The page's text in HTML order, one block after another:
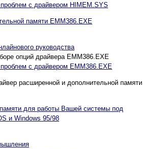
с драйвером HIMEM.SYS
памяти EMM386.EXE
руководства
опций драйвера EMM386.EXE
с драйвером EMM386.EXE
расширенной и дополнительной памяти
для работы Вашей системы под
и Windows 95/98